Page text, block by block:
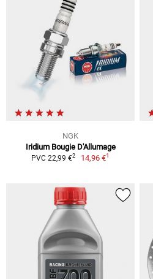
NGK
Iridium Bougie D'Allumage
PVC 22,99 €2 14,96 €1